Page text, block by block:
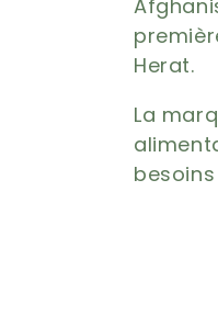
:
Herat.
La